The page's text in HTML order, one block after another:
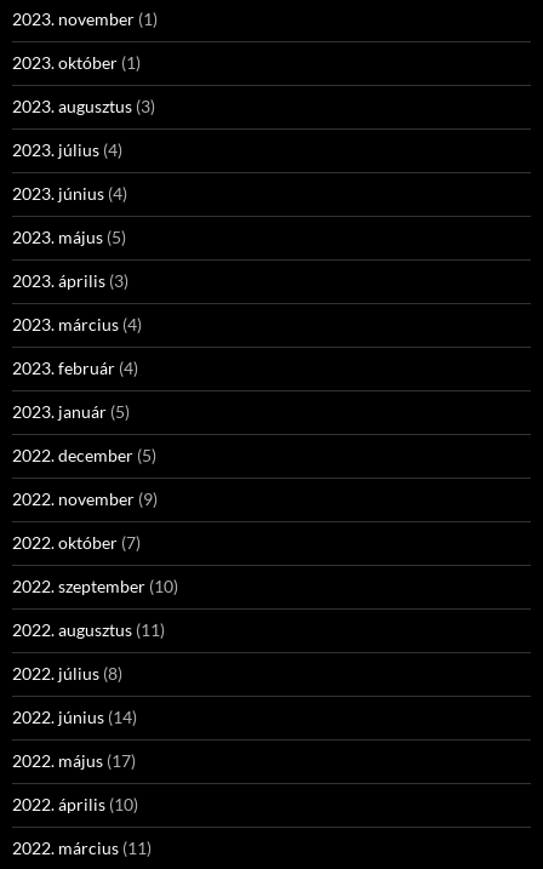
2023. november (1)
2023. október (1)
2023. augusztus (3)
2023. július (4)
2023. június (4)
2023. május (5)
2023. április (3)
2023. március (4)
2023. február (4)
2023. január (5)
2022. december (5)
2022. november (9)
2022. október (7)
2022. szeptember (10)
2022. augusztus (11)
2022. július (8)
2022. június (14)
2022. május (17)
2022. április (10)
2022. március (11)